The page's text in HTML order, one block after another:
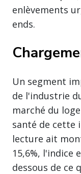
enlèvements
ends.
Un segment
de l'industrie
marché du
santé de cette
lecture ait
15,6%, l'indice
dessous de ce